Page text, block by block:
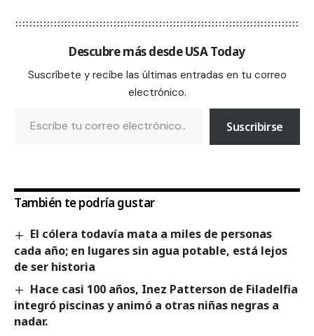
Descubre más desde USA Today
Suscríbete y recibe las últimas entradas en tu correo
electrónico.
Suscribirse
También te podría gustar
El cólera todavía mata a miles de personas
cada año; en lugares sin agua potable, está lejos
de ser historia
Hace casi 100 años, Inez Patterson de Filadelfia
integró piscinas y animó a otras niñas negras a
nadar.